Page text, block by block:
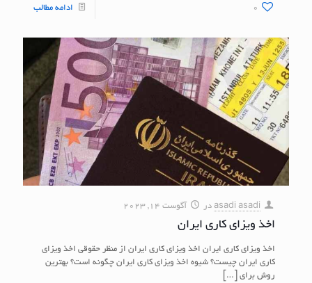
0 ادامه مطالب
asadi asadi در آگوست 14, 2023
اخذ ویزای کاری ایران
اخذ ویزای کاری ایران اخذ ویزای کاری ایران از منظر حقوقی اخذ ویزای
کاری ایران چیست؟ شیوه اخذ ویزای کاری ایران چگونه است؟ بهترین
روش برای […]